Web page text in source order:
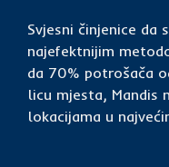
Svjesni činjenice da
najefektnijim
da 70% potrošača
licu mjesta, Mandis
lokacijama u